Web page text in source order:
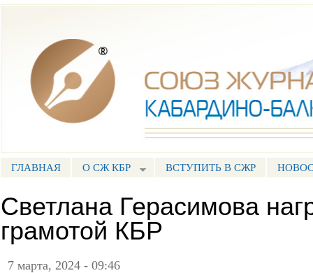
ГЛАВНОЕ МЕНЮ
ГЛАВНАЯ О СЖ КБР ВСТУПИТЬ В СЖР
Светлана Герасимова
грамотой КБР
7 марта, 2024 - 09:46